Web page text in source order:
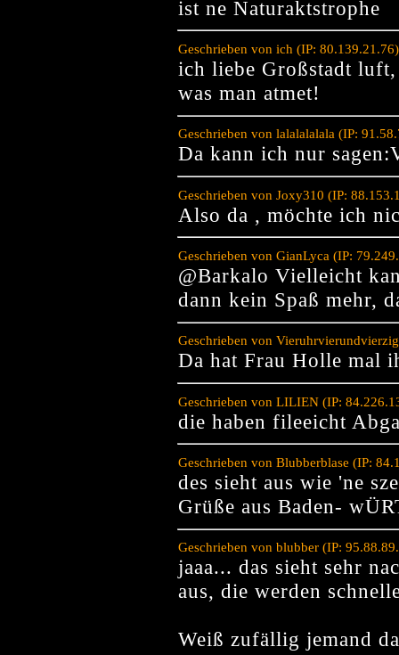
ist ne Naturaktstrophe
Geschrieben von ich (IP:
ich liebe Großstadt
was man atmet!
Geschrieben von lalalalalala (IP:
Da kann ich nur
Geschrieben von Joxy310 (IP:
Also da , möchte ich
Geschrieben von GianLyca (IP:
@Barkalo Vielleicht
dann kein Spaß mehr,
Geschrieben von
Da hat Frau Holle mal
Geschrieben von LILIEN (IP:
die haben fileeicht
Geschrieben von Blubberblase (IP:
des sieht aus wie 'ne
Grüße aus Baden-
Geschrieben von blubber (IP:
jaaa... das sieht sehr
aus, die werden
Weiß zufällig jemand